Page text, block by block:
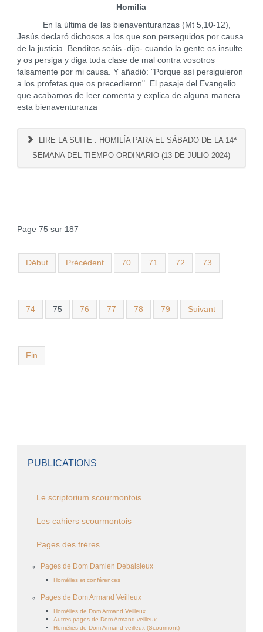
Homilía
En la última de las bienaventuranzas (Mt 5,10-12),
Jesús declaró dichosos a los que son perseguidos por causa
de la justicia. Benditos seáis -dijo- cuando la gente os insulte
y os persiga y diga toda clase de mal contra vosotros
falsamente por mi causa. Y añadió: "Porque así persiguieron
a los profetas que os precedieron". El pasaje del Evangelio
que acabamos de leer comenta y explica de alguna manera
esta bienaventuranza
LIRE LA SUITE : HOMILÍA PARA EL SÁBADO DE LA 14ª
SEMANA DEL TIEMPO ORDINARIO (13 DE JULIO 2024)
Page 75 sur 187
Début Précédent 70 71 72 73
74 75 76 77 78 79 Suivant
Fin
PUBLICATIONS
Le scriptorium scourmontois
Les cahiers scourmontois
Pages des frères
Pages de Dom Damien Debaisieux
Homélies et conférences
Pages de Dom Armand Veilleux
Homélies de Dom Armand Veilleux
Autres pages de Dom Armand veilleux
Homélies de Dom Armand veilleux (Scourmont)